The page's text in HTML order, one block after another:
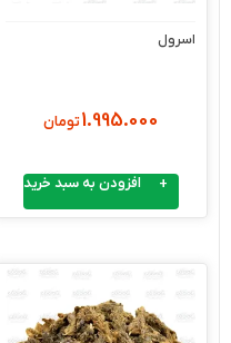
اسرول
1.995.000تومان
افزودن به سبد خرید